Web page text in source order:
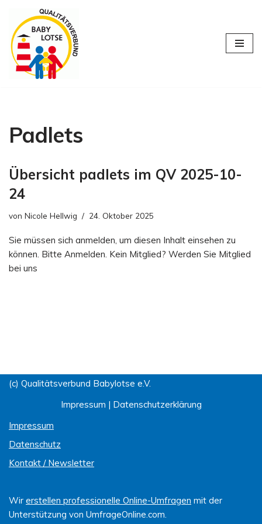
Zum
Inhalt
springen
Padlets
Übersicht padlets im QV 2025-10-
24
von Nicole Hellwig 24. Oktober 2025
Sie müssen sich anmelden, um diesen Inhalt einsehen zu
können. Bitte Anmelden. Kein Mitglied? Werden Sie Mitglied
bei uns
(c) Qualitätsverbund Babylotse e.V.
Impressum | Datenschutzerklärung
Impressum
Datenschutz
Kontakt / Newsletter
Wir erstellen professionelle Online-Umfragen mit der
Unterstützung von UmfrageOnline.com.